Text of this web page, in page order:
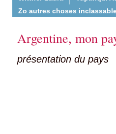
Zo autres choses
Argentine, mon
présentation du pays